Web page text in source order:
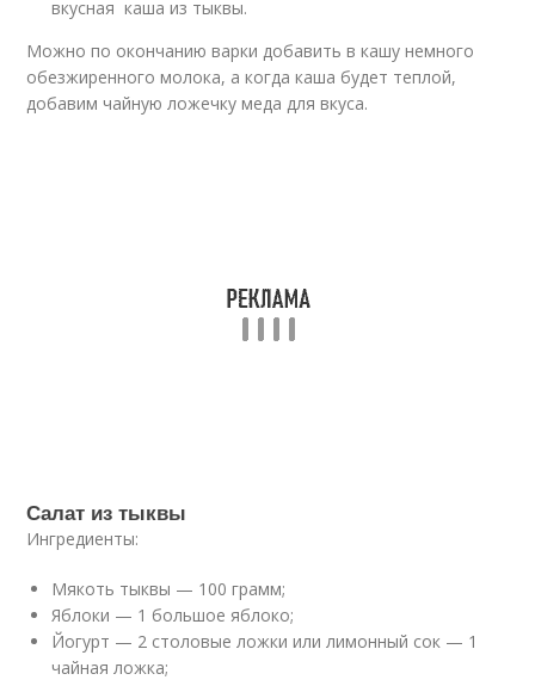
вкусная каша из тыквы.
Можно по окончанию варки добавить в кашу немного
обезжиренного молока, а когда каша будет теплой,
добавим чайную ложечку меда для вкуса.
Салат из тыквы
Ингредиенты:
Мякоть тыквы — 100 грамм;
Яблоки — 1 большое яблоко;
Йогурт — 2 столовые ложки или лимонный сок — 1
чайная ложка;